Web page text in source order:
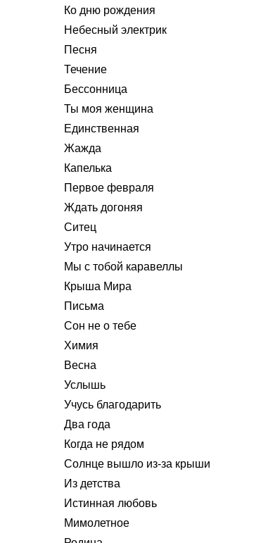
Ко дню рождения
Небесный электрик
Песня
Течение
Бессонница
Ты моя женщина
Единственная
Жажда
Капелька
Первое февраля
Ждать догоняя
Ситец
Утро начинается
Мы с тобой каравеллы
Крыша Мира
Письма
Сон не о тебе
Химия
Весна
Услышь
Учусь благодарить
Два года
Когда не рядом
Солнце вышло из-за крыши
Из детства
Истинная любовь
Мимолетное